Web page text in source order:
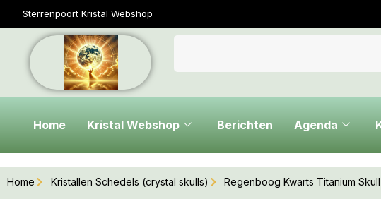
Sterrenpoort Kristal Webshop
Home Kristal Webshop Berichten Agenda
Home Kristallen Schedels (crystal skulls) Regenboog Kwarts Titanium